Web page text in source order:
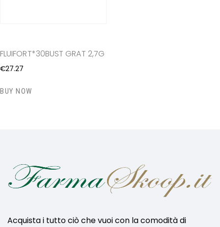
FLUIFORT*30BUST GRAT 2,7G
€27.27
BUY NOW
Acquista i tutto ciò che vuoi con la comodità di